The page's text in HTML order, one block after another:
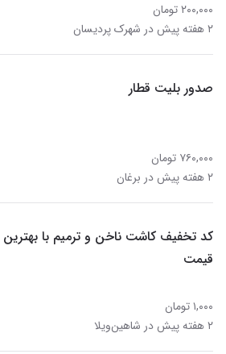
۲۰۰,۰۰۰ تومان
۲ هفته پیش در شهرک پردیسان
صدور بلیت قطار
۷۶۰,۰۰۰ تومان
۲ هفته پیش در برغان
کد تخفیف کاشت ناخن و ترمیم با بهترین
قیمت
۱,۰۰۰ تومان
۲ هفته پیش در شاهین‌ویلا